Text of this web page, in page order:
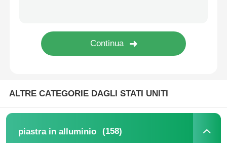
Pannelli a nido d'ape in alluminio
Favo di alluminio
ALTRE CATEGORIE DAGLI STATI UNITI
piastra in alluminio (158)